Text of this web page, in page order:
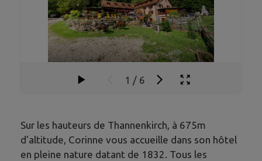
1 / 6
Sur les hauteurs de Thannenkirch, à 675m
d'altitude, Corinne vous accueille dans son hôtel
en pleine nature datant de 1832. Tous les